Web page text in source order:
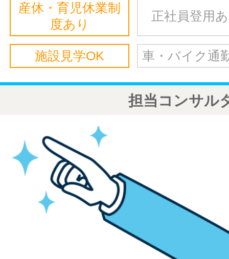
産休・育児休業制
度あり
正社員登用
施設見学OK 車・バイク通
担当コンサル